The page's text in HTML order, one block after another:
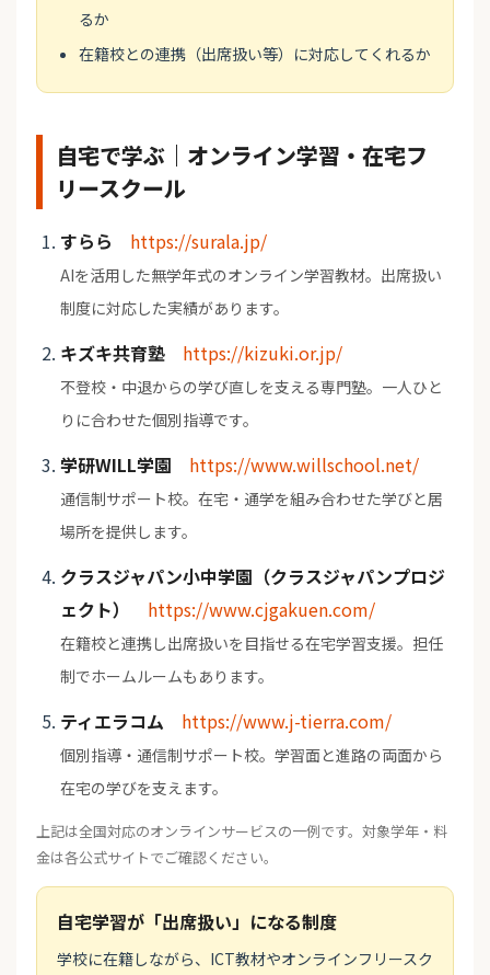
るか
在籍校との連携（出席扱い等）に対応してくれるか
自宅で学ぶ｜オンライン学習・在宅フ
リースクール
すらら https://surala.jp/
AIを活用した無学年式のオンライン学習教材。出席扱い
制度に対応した実績があります。
キズキ共育塾 https://kizuki.or.jp/
不登校・中退からの学び直しを支える専門塾。一人ひと
りに合わせた個別指導です。
学研WILL学園 https://www.willschool.net/
通信制サポート校。在宅・通学を組み合わせた学びと居
場所を提供します。
クラスジャパン小中学園（クラスジャパンプロジ
ェクト）
https://www.cjgakuen.com/
在籍校と連携し出席扱いを目指せる在宅学習支援。担任
制でホームルームもあります。
ティエラコム https://www.j-tierra.com/
個別指導・通信制サポート校。学習面と進路の両面から
在宅の学びを支えます。
上記は全国対応のオンラインサービスの一例です。対象学年・料
金は各公式サイトでご確認ください。
自宅学習が「出席扱い」になる制度
学校に在籍しながら、ICT教材やオンラインフリースク